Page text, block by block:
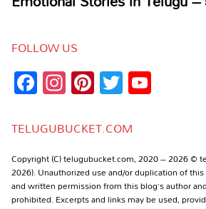
FOLLOW US
Facebook
Instagram
Pinterest
Twitter
TELUGUBUCKET.COM
Copyright (C) telugubucket.com, 2020 – 2026 ©
2026). Unauthorized use and/or duplication of
and written permission from this blog’s author
prohibited. Excerpts and links may be used,